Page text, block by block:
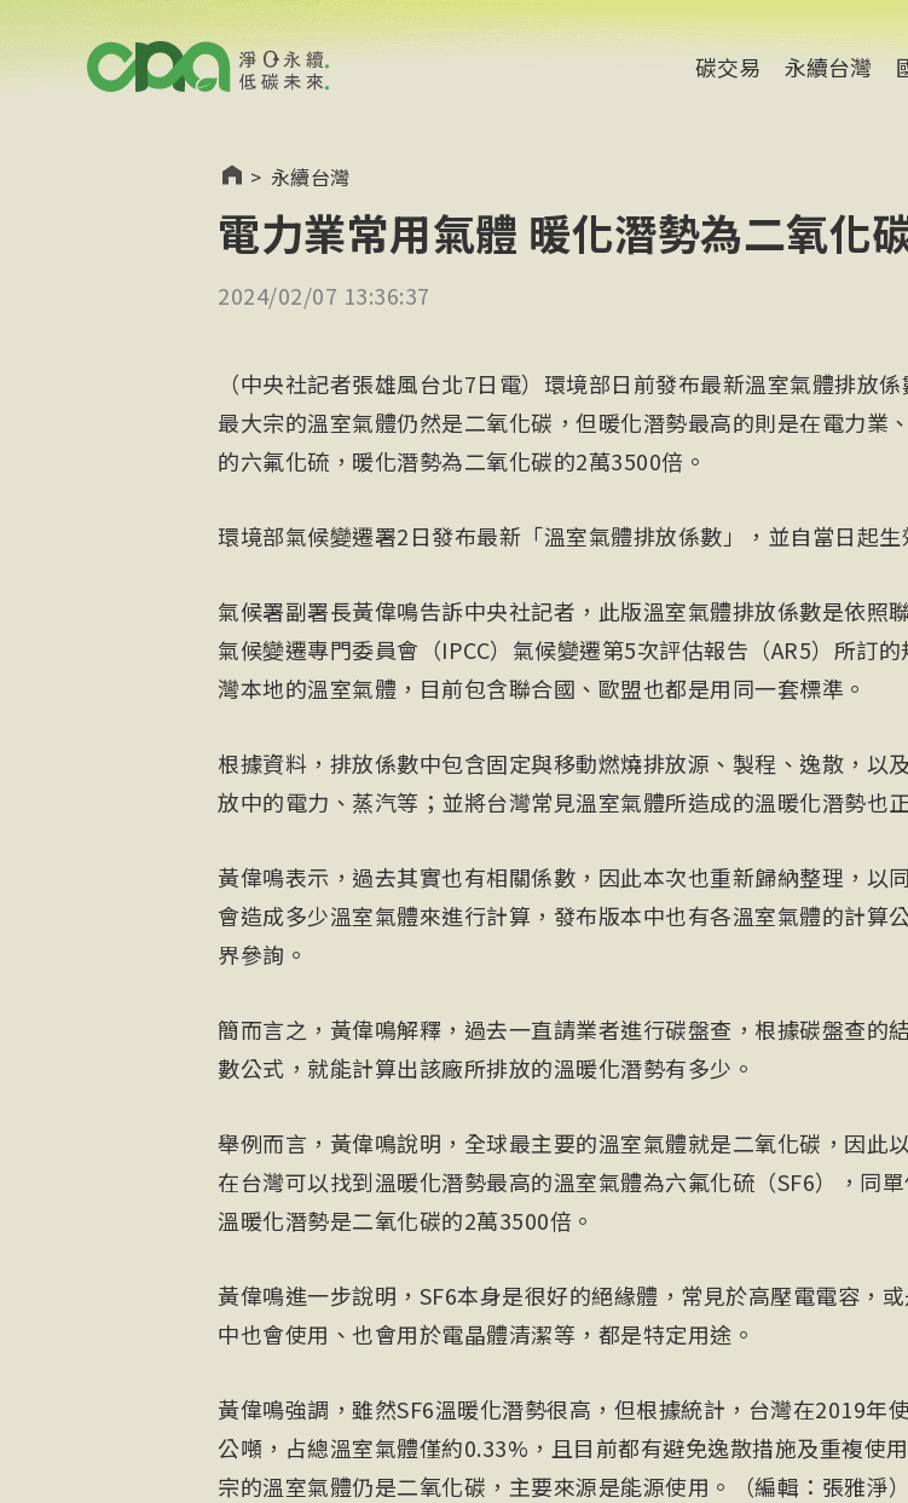
碳交易 永續台灣
> 永續台灣
電力業常用氣體 暖化潛勢為二氧化
2024/02/07 13:36:37
（中央社記者張雄風台北7日電）環境部日前發布最新溫室氣體排放
最大宗的溫室氣體仍然是二氧化碳，但暖化潛勢最高的則是在電力業
的六氟化硫，暖化潛勢為二氧化碳的2萬3500倍。
環境部氣候變遷署2日發布最新「溫室氣體排放係數」，並自當日起生
氣候署副署長黃偉鳴告訴中央社記者，此版溫室氣體排放係數是依照
氣候變遷專門委員會（IPCC）氣候變遷第5次評估報告（AR5）所訂
灣本地的溫室氣體，目前包含聯合國、歐盟也都是用同一套標準。
根據資料，排放係數中包含固定與移動燃燒排放源、製程、逸散，以
放中的電力、蒸汽等；並將台灣常見溫室氣體所造成的溫暖化潛勢也
黃偉鳴表示，過去其實也有相關係數，因此本次也重新歸納整理，以
會造成多少溫室氣體來進行計算，發布版本中也有各溫室氣體的計算
界參詢。
簡而言之，黃偉鳴解釋，過去一直請業者進行碳盤查，根據碳盤查的
數公式，就能計算出該廠所排放的溫暖化潛勢有多少。
舉例而言，黃偉鳴說明，全球最主要的溫室氣體就是二氧化碳，因此
在台灣可以找到溫暖化潛勢最高的溫室氣體為六氟化硫（SF6），同
溫暖化潛勢是二氧化碳的2萬3500倍。
黃偉鳴進一步說明，SF6本身是很好的絕緣體，常見於高壓電電容，
中也會使用、也會用於電晶體清潔等，都是特定用途。
黃偉鳴強調，雖然SF6溫暖化潛勢很高，但根據統計，台灣在2019年
公噸，占總溫室氣體僅約0.33%，且目前都有避免逸散措施及重複使
宗的溫室氣體仍是二氧化碳，主要來源是能源使用。（編輯：張雅淨